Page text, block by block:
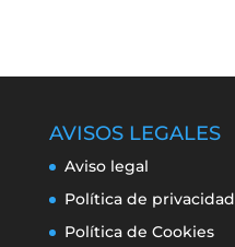
AVISOS LEGALES
Aviso legal
Política de privacidad
Política de Cookies